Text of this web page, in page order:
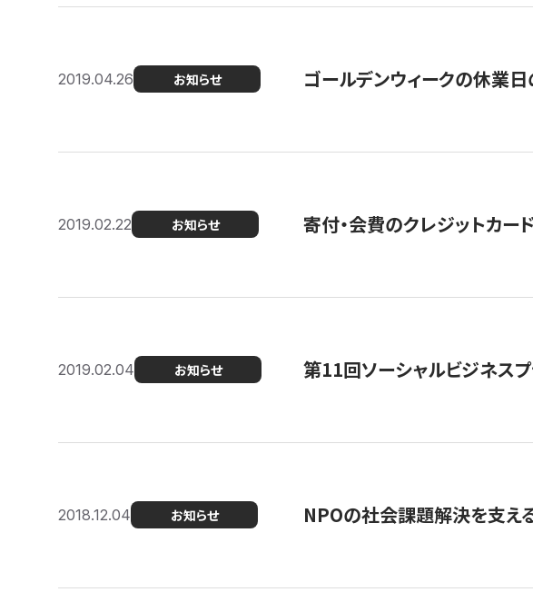
2019.04.26 お知らせ ゴールデンウィークの休業
2019.02.22 お知らせ 寄付・会費のクレジットカー
2019.02.04 お知らせ 第11回ソーシャルビジネス
2018.12.04 お知らせ NPOの社会課題解決を支え